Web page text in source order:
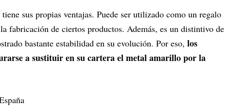
sus propias ventajas. Puede ser utilizado como un regalo
fabricación de ciertos productos. Además, es un distintivo de
bastante estabilidad en su evolución. Por eso, los
a sustituir en su cartera el metal amarillo por la